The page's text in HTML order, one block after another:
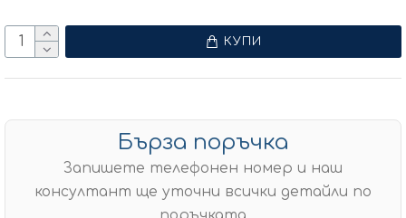
КУПИ
Бърза поръчка
Запишете телефонен номер и наш
консултант ще уточни всички детайли по